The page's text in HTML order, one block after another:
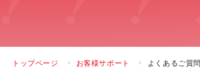
トップページ お客様サポート よくあるご質問